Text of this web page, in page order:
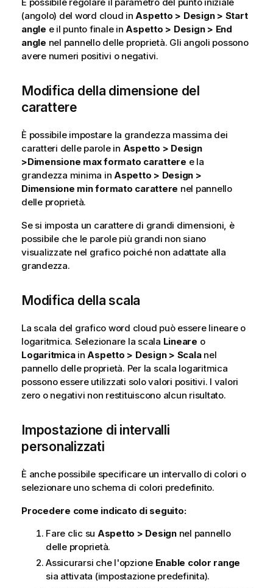
(angolo) del word cloud inAspetto > Design > Start
angle e il punto finale inAspetto > Design > End
angle nel pannello delle proprietà. Gli angoli possono
avere numeri positivi o negativi.
Modifica della dimensione del
carattere
È possibile impostare la grandezza massima dei
caratteri delle parole in Aspetto > Design
>Dimensione max formato carattere e la
grandezza minima in Aspetto > Design >
Dimensione min formato carattere nel pannello
delle proprietà.
Se si imposta un carattere di grandi dimensioni, è
possibile che le parole più grandi non siano
visualizzate nel grafico poiché non adattate alla
grandezza.
Modifica della scala
La scala del grafico word cloud può essere lineare o
logaritmica. Selezionare la scala Lineare o
LogaritmicainAspetto > Design > Scalanel
pannello delle proprietà. Per la scala logaritmica
possono essere utilizzati solo valori positivi. I valori
zero o negativi non restituiscono alcun risultato.
Impostazione di intervalli
personalizzati
È anche possibile specificare un intervallo di colori o
selezionare uno schema di colori predefinito.
Procedere come indicato di seguito:
Fare clic su Aspetto > Designnel pannello
delle proprietà.
Assicurarsi che l'opzione Enable color range
sia attivata (impostazione predefinita).